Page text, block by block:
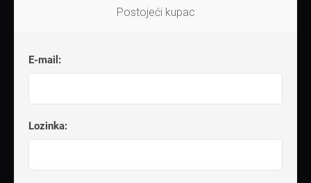
Postojeći kupac
E-mail:
Lozinka: